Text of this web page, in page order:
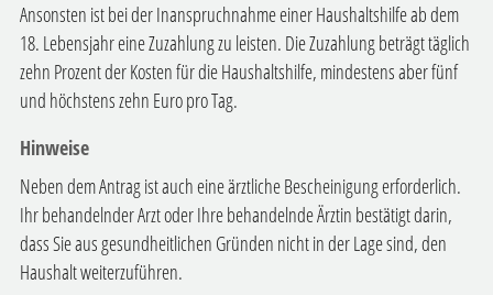
Ansonsten ist bei der Inanspruchnahme einer Haushaltshilfe ab dem
18. Lebensjahr eine Zuzahlung zu leisten. Die Zuzahlung beträgt täglich
zehn Prozent der Kosten für die Haushaltshilfe, mindestens aber fünf
und höchstens zehn Euro pro Tag.
Hinweise
Neben dem Antrag ist auch eine ärztliche Bescheinigung erforderlich.
Ihr behandelnder Arzt oder Ihre behandelnde Ärztin bestätigt darin,
dass Sie aus gesundheitlichen Gründen nicht in der Lage sind, den
Haushalt weiterzuführen.